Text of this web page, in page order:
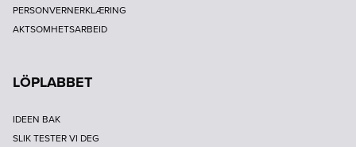
PERSONVERNERKLÆRING
AKTSOMHETSARBEID
LÖPLABBET
IDEEN BAK
SLIK TESTER VI DEG